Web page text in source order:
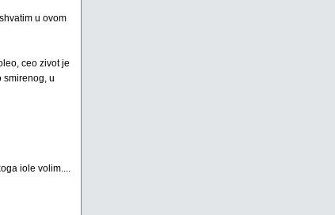
u ovom
ceo zivot je
smirenog, u
iole volim....